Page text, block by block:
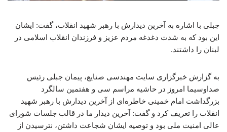
جبلی با اشاره به آخرین دیدارش با رهبر شهید انقلاب، گفت: ایشان
این بود که به شدت دغدغه مردم عزیز و فرزندان انقلاب اسلامی در
لبنان را داشتند.
به گزارش خبرگزاری سایت مهندسی صنایع، پیمان جبلی رئیس
صداوسیما امروز در حاشیه مراسم سی و هفتمین سالگرد
بزرگداشت امام خمینی خاطره‌ای از آخرین دیدارش با رهبر شهید
انقلاب را تعریف کرد و گفت: آخرین دیدار ما در قالب جلسات شورای
عالی امنیت ملی بود و توصیه ایشان شجاعت داشتن، نترسیدن از